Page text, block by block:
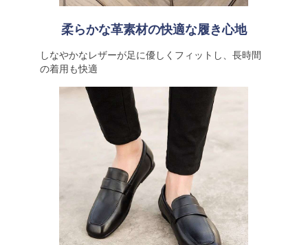
柔らかな革素材の快適な履き心地
しなやかなレザーが足に優しくフィットし、長時間
の着用も快適